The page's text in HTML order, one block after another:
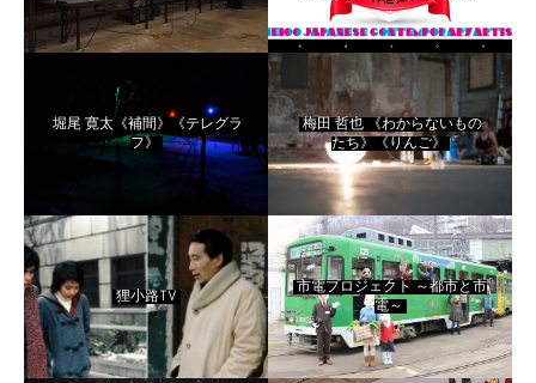
season 5（略称：DOMMUNE
SAPPORO!）
堀尾 寛太《補間》《テレグラ
フ》
梅田 哲也 《わからないもの
たち》《りんご》
狸小路TV
市電プロジェクト ～都市と市
電～